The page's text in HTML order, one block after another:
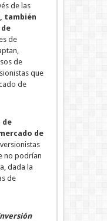
de las
también
de
de
que
de
de
de
no podrían
dada la
de